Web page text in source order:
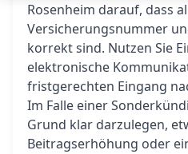
Rosenheim darauf, dass
Versicherungsnummer
korrekt sind. Nutzen Sie
elektronische
fristgerechten Eingang
Im Falle einer
Grund klar darzulegen,
Beitragserhöhung oder